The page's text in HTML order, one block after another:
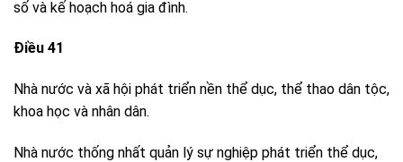
số và kế hoạch hoá gia đình.
Điều 41
Nhà nước và xã hội phát triển nền thể dục, thể thao dân tộc,
khoa học và nhân dân.
Nhà nước thống nhất quản lý sự nghiệp phát triển thể dục,